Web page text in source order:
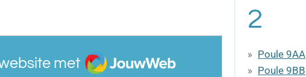
met
JouwWeb
2
Poule 9AA
Poule 9BB